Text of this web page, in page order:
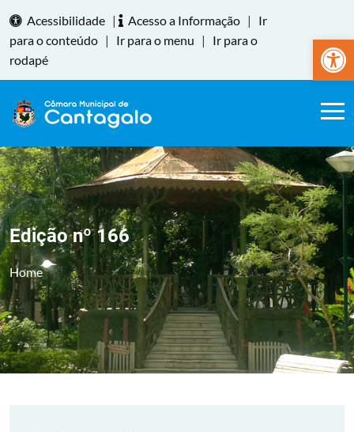
Abrir
Acessibilidade | Acesso a Informação |
Ir
para o conteúdo | Ir para o menu |
Ir para o
rodapé
Edição nº 166
Home